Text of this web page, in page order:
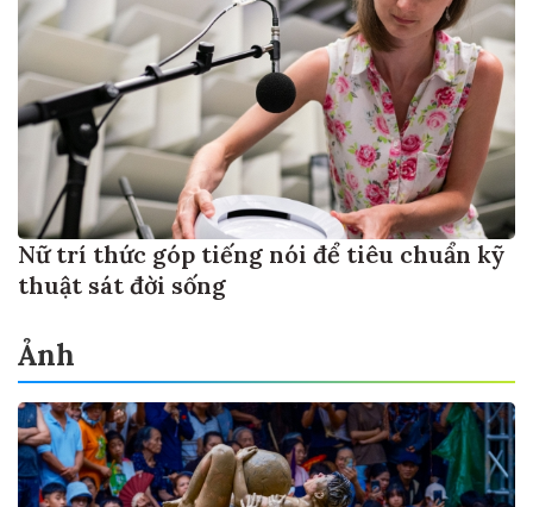
Nữ trí thức góp tiếng nói để tiêu chuẩn kỹ
thuật sát đời sống
Ảnh